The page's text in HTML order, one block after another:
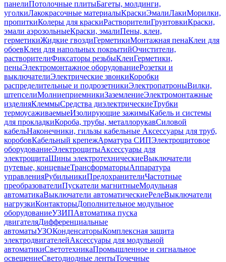
панелиПотолочные плитыБагеты, молдинги,
уголкиЛакокрасочные материалыКраскиЭмалиЛакиМорилки,
пропиткиКолеры для краскиРастворителиГрунтовкиКраски,
эмали аэрозольныеКраски, эмалиПены, клеи,
герметикиЖидкие гвоздиГерметикиМонтажная пенаКлеи для
обоевКлеи для напольных покрытийОчистители,
растворителиФиксаторы резьбыКлеиГерметики,
пеныЭлектромонтажное оборудованиеРозетки и
выключателиЭлектрические звонкиКоробки
распределительные и подрозетникиЭлектропатроныВилки,
штепселиМолниеприемникиЗаземлениеЭлектромонтажные
изделияКлеммыСредства диэлектрическиеТрубки
термоусаживаемыеИзолирующие зажимыКабель и системы
для прокладкиКороба, трубы, металлорукавСиловой
кабельНаконечники, гильзы кабельные Аксессуары для труб,
коробовКабельный крепежАрматура СИПЭлектрощитовое
оборудованиеЭлектрощитыАксессуары для
электрощитаШины электротехническиеВыключатели
путевые, концевыеТрансформаторыАппаратура
управленияРубильникиПредохранителиЧастотные
преобразователиПускатели магнитныеМодульная
автоматикаВыключатели автоматическиеРелеВыключатели
нагрузкиКонтакторыДополнительное модульное
оборудованиеУЗИПАвтоматика пуска
двигателяДифференциальные
автоматыУЗОКонденсаторыКомплексная защита
электродвигателейАксессуары для модульной
автоматикиСветотехникаПромышленное и сигнальное
освещениеСветодиодные лентыТочечные